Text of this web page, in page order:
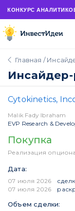
КОНКУРС
Главная /
Cytokinetics,
Malik Fady Ibraham
EVP Research &
Покупка
Реализация опциона
Дата:
07 июля 2026
07 июля 2026
Объем сделки: